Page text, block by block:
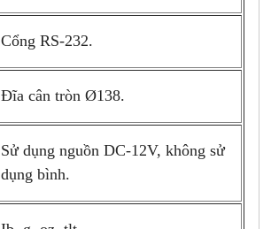
Cổng RS-232.
Đĩa cân tròn Ø138.
Sử dụng nguồn DC-12V, không sử
dụng bình.